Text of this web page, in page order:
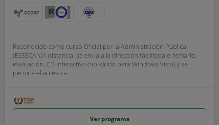
Reconocido como curso Oficial por la Administración Pública
(ESSSCAN)A distancia: se envía a la dirección facilitada el temario,
evaluación, CD interactivo (no válido para Windows Vista) y se
permite el acceso a...
Ver programa